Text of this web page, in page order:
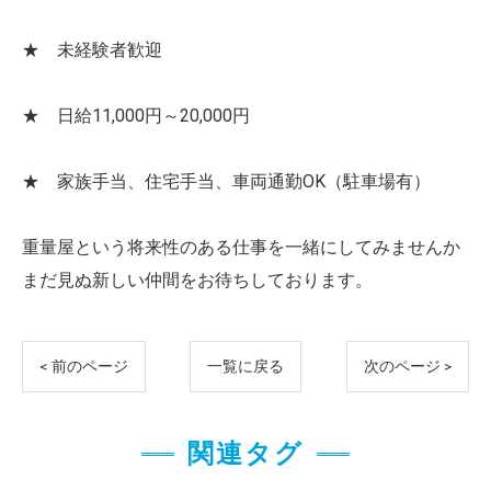
★ 未経験者歓迎
★ 日給11,000円～20,000円
★ 家族手当、住宅手当、車両通勤OK（駐車場有）
重量屋という将来性のある仕事を一緒にしてみませんか
まだ見ぬ新しい仲間をお待ちしております。
< 前のページ 一覧に戻る 次のページ >
関連タグ